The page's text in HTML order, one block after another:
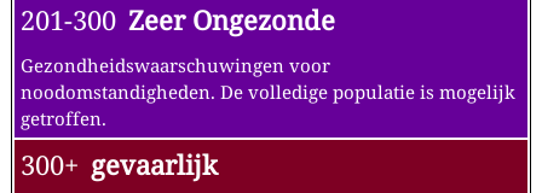
201-300 Zeer Ongezonde
Gezondheidswaarschuwingen voor
noodomstandigheden. De volledige populatie is mogelijk
getroffen.
300+ gevaarlijk